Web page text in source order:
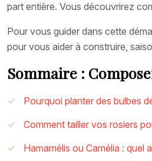
part entière. Vous découvrirez
Pour vous guider dans cette
pour vous aider à construire,
Sommaire :
Pourquoi planter des bulbes
Comment tailler vos rosiers
Hamamélis ou Camélia : quel